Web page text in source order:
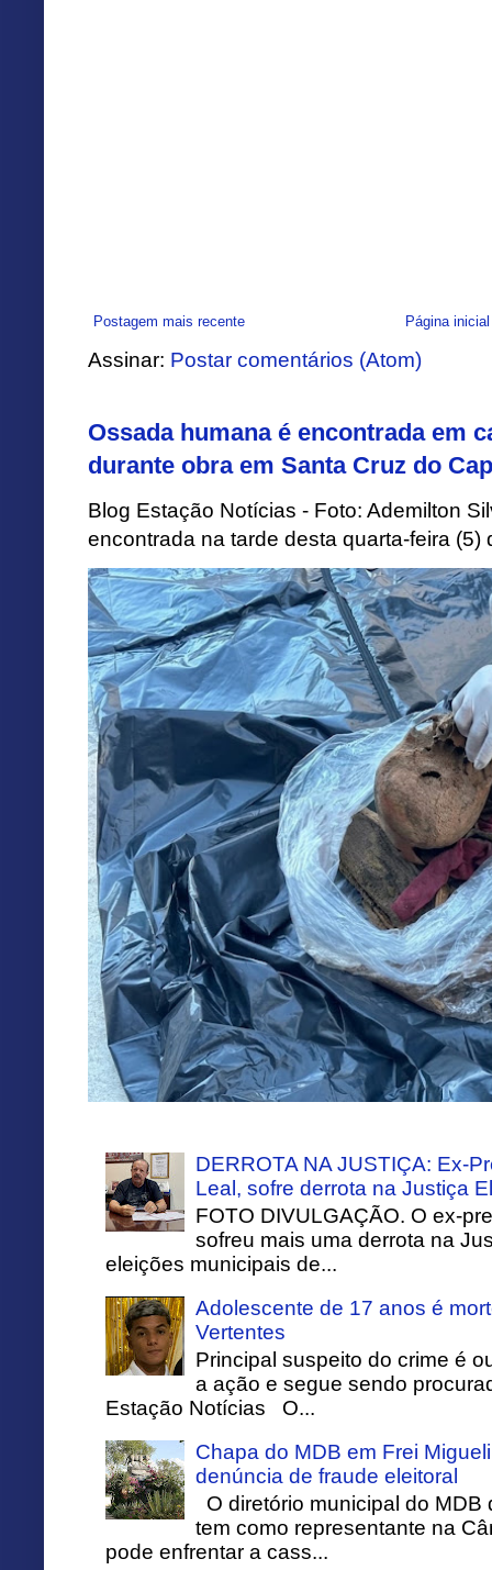
Postagem mais recente Página inicial
Assinar: Postar comentários (Atom)
Ossada humana é encontrada em
durante obra em Santa Cruz do
Blog Estação Notícias - Foto: Ademilton
encontrada na tarde desta quarta-feira (5)
DERROTA NA JUSTIÇA: Ex-
Leal, sofre derrota na Justiça
FOTO DIVULGAÇÃO. O ex-
sofreu mais uma derrota na
eleições municipais de...
Adolescente de 17 anos é
Vertentes
Principal suspeito do crime é
a ação e segue sendo
Estação Notícias O...
Chapa do MDB em Frei
denúncia de fraude eleitoral
O diretório municipal do
tem como representante na
pode enfrentar a cass...